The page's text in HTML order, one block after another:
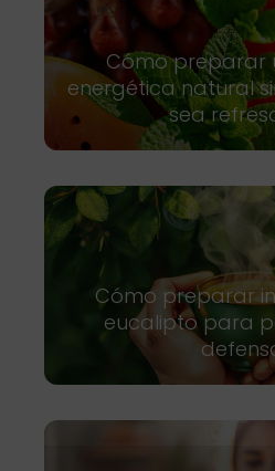
Cómo preparar
energética natural
sea
Cómo preparar
eucalipto para